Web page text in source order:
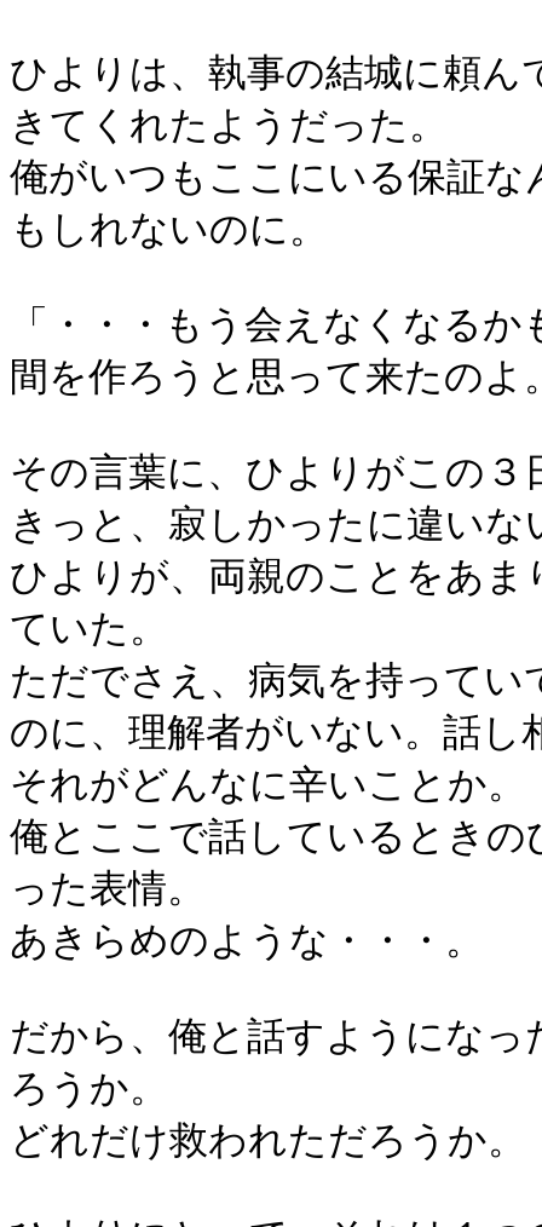
ひよりは、執事の結城に頼
きてくれたようだった。
俺がいつもここにいる保証
もしれないのに。
「・・・もう会えなくなる
間を作ろうと思って来たのよ
その言葉に、ひよりがこの
きっと、寂しかったに違い
ひよりが、両親のことをあ
ていた。
ただでさえ、病気を持って
のに、理解者がいない。話し
それがどんなに辛いことか。
俺とここで話しているとき
った表情。
あきらめのような・・・。
だから、俺と話すようにな
ろうか。
どれだけ救われただろうか。